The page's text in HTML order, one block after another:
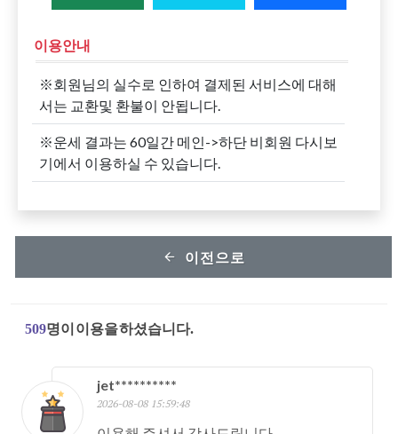
이용안내
※회원님의 실수로 인하여 결제된 서비스에 대해
서는 교환및 환불이 안됩니다.
※운세 결과는 60일간 메인->하단 비회원 다시보
기에서 이용하실 수 있습니다.
이전으로
509명이 이용을 하셨습니다.
jet**********
2026-08-08 15:59:48